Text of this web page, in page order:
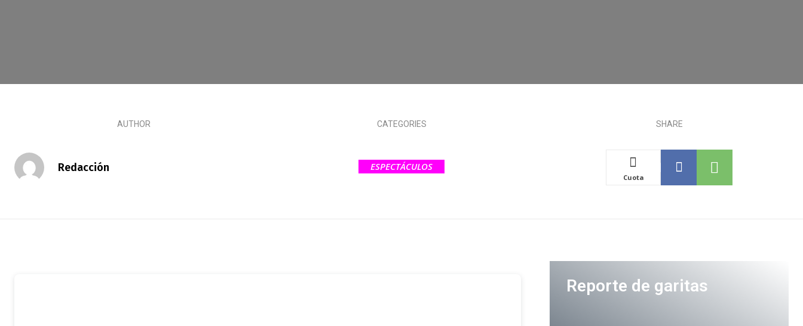
AUTHOR
Redacción
CATEGORIES
ESPECTÁCULOS
SHARE
Cuota
Reporte de garitas